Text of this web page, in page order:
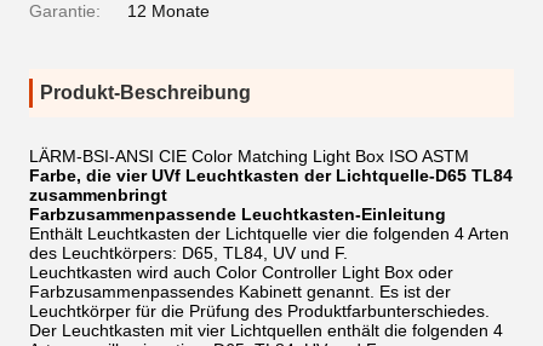
Garantie: 12 Monate
Produkt-Beschreibung
LÄRM-BSI-ANSI CIE Color Matching Light Box ISO ASTM
Farbe, die vier UVf Leuchtkasten der Lichtquelle-D65 TL84
zusammenbringt
Farbzusammenpassende Leuchtkasten-Einleitung
Enthält Leuchtkasten der Lichtquelle vier die folgenden 4 Arten
des Leuchtkörpers: D65, TL84, UV und F.
Leuchtkasten wird auch Color Controller Light Box oder
Farbzusammenpassendes Kabinett genannt. Es ist der
Leuchtkörper für die Prüfung des Produktfarbunterschiedes.
Der Leuchtkasten mit vier Lichtquellen enthält die folgenden 4